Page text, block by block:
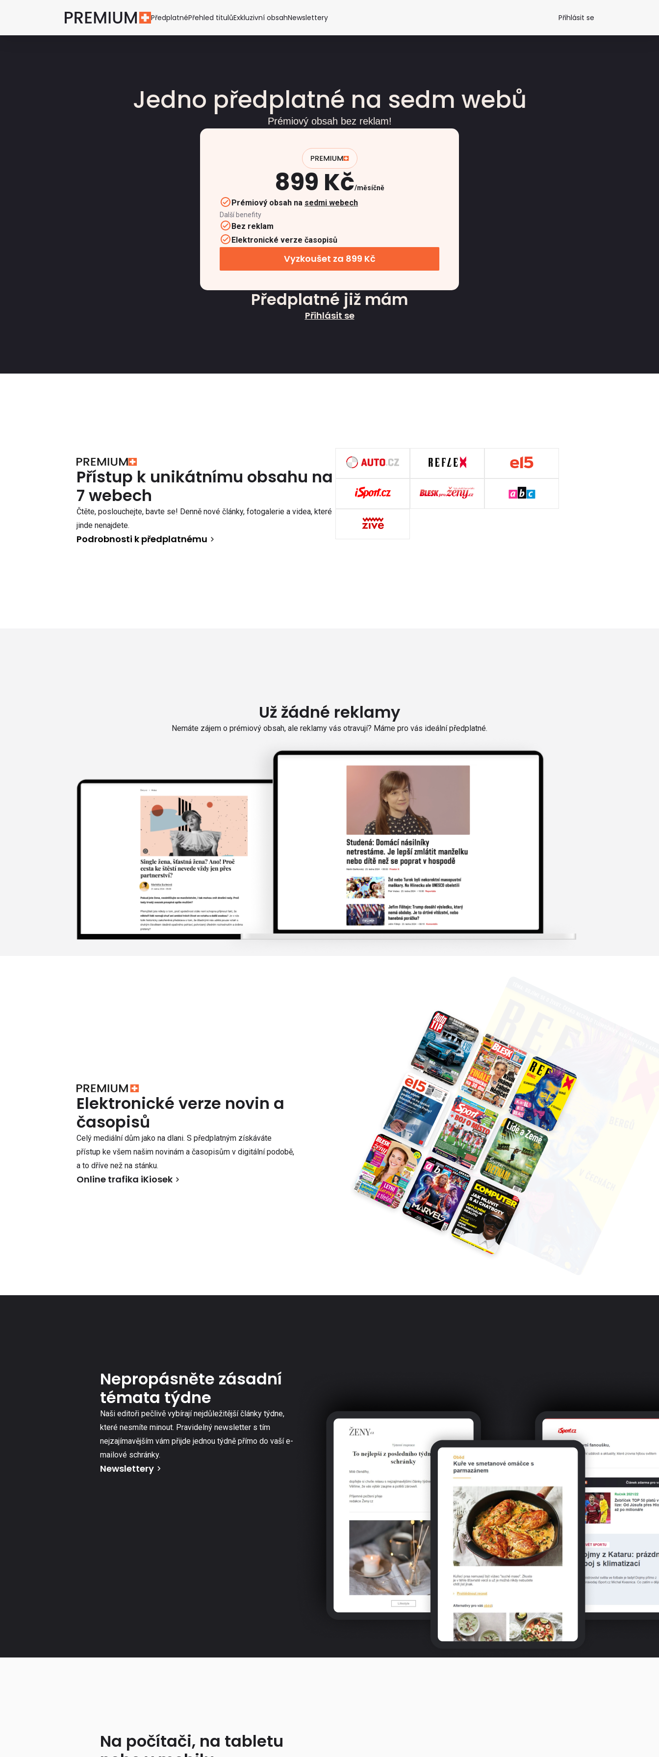
PředplatnéPřehled titulůExkluzivní obsahNewslettery Přihlásit se
Jedno předplatné na sedm webů
Prémiový obsah bez reklam!
899 Kč měsíčně
Prémiový obsah na sedmi webech
Další benefity
Bez reklam
Elektronické verze časopisů
Vyzkoušet za 899 Kč
Předplatné již mám
Přihlásit se
Přístup k unikátnímu obsahu na
7 webech
Čtěte, poslouchejte, bavte se! Denně nové články, fotogalerie a videa, které
jinde nenajdete.
Podrobnosti k předplatnému
Už žádné reklamy
Nemáte zájem o prémiový obsah, ale reklamy vás otravují? Máme pro vás ideální předplatné.
Elektronické verze novin a
časopisů
Celý mediální dům jako na dlani. S předplatným získáváte
přístup ke všem našim novinám a časopisům v digitální podobě,
a to dříve než na stánku.
Online trafika iKiosek
Nepropásněte zásadní
témata týdne
Naši editoři pečlivě vybírají nejdůležitější články týdne,
které nesmíte minout. Pravidelný newsletter s tím
nejzajímavějším vám přijde jednou týdně přímo do vaší e-
mailové schránky.
Newslettery
Na počítači, na tabletu